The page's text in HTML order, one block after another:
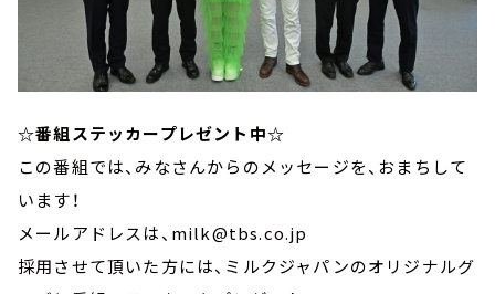
☆番組ステッカープレゼント中☆
この番組では、みなさんからのメッセージを、おまちして
います！
メールアドレスは、milk@tbs.co.jp
採用させて頂いた方には、ミルクジャパンのオリジナルグ